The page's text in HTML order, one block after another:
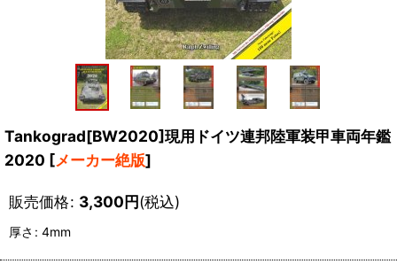
Tankograd[BW2020]現用ドイツ連邦陸軍装甲車両年鑑
2020 [メーカー絶版]
販売価格: 3,300円(税込)
厚さ : 4mm